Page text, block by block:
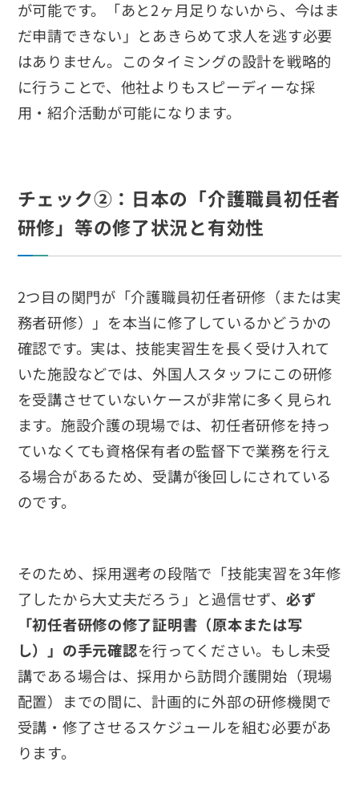
が可能です。「あと2ヶ月足りないから、今はま
だ申請できない」とあきらめて求人を逃す必要
はありません。このタイミングの設計を戦略的
に行うことで、他社よりもスピーディーな採
用・紹介活動が可能になります。
チェック②：日本の「介護職員初任者
研修」等の修了状況と有効性
2つ目の関門が「介護職員初任者研修（または実
務者研修）」を本当に修了しているかどうかの
確認です。実は、技能実習生を長く受け入れて
いた施設などでは、外国人スタッフにこの研修
を受講させていないケースが非常に多く見られ
ます。施設介護の現場では、初任者研修を持っ
ていなくても資格保有者の監督下で業務を行え
る場合があるため、受講が後回しにされている
のです。
そのため、採用選考の段階で「技能実習を3年修
了したから大丈夫だろう」と過信せず、 必ず
「初任者研修の修了証明書（原本または写
し）」の手元確認を行ってください。もし未受
講である場合は、採用から訪問介護開始（現場
配置）までの間に、計画的に外部の研修機関で
受講・修了させるスケジュールを組む必要があ
ります。